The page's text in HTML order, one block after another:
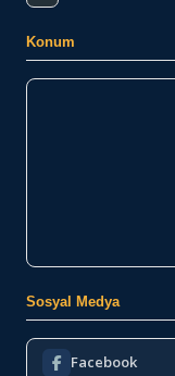
Konum
Sosyal Medya
Facebook